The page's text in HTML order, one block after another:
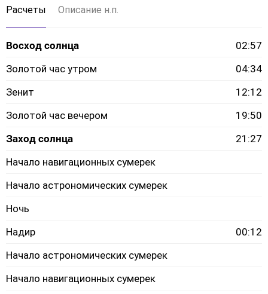
Расчеты Описание н.п.
Восход солнца
02:57
Золотой час утром
04:34
Зенит
12:12
Золотой час вечером
19:50
Заход солнца
21:27
Начало навигационных сумерек
Начало астрономических сумерек
Ночь
Надир
00:12
Начало астрономических сумерек
Начало навигационных сумерек